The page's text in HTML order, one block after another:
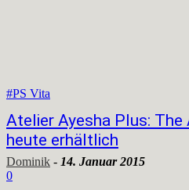
#PS Vita
Atelier Ayesha Plus:
heute erhältlich
Dominik - 14. Januar 2015
0